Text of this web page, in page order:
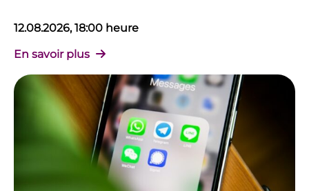
12.08.2026, 18:00 heure
En savoir plus